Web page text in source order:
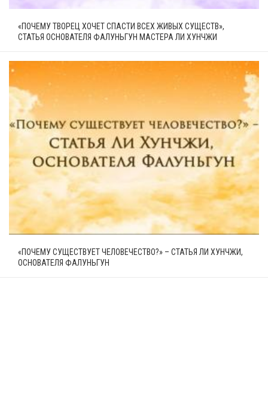
«ПОЧЕМУ ТВОРЕЦ ХОЧЕТ СПАСТИ ВСЕХ ЖИВЫХ СУЩЕСТВ»,
СТАТЬЯ ОСНОВАТЕЛЯ ФАЛУНЬГУН МАСТЕРА ЛИ ХУНЧЖИ
«ПОЧЕМУ СУЩЕСТВУЕТ ЧЕЛОВЕЧЕСТВО?» – СТАТЬЯ ЛИ ХУНЧЖИ,
ОСНОВАТЕЛЯ ФАЛУНЬГУН